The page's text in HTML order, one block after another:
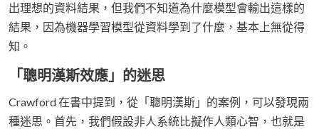
出理想的資料結果，但我們不知道為什麼模型會輸出這樣的
結果，因為機器學習模型從資料學到了什麼，基本上無從得
知。
「聰明漢斯效應」的迷思
Crawford 在書中提到，從「聰明漢斯」的案例，可以發現兩
種迷思。首先，我們假設非人系統比擬作人類心智，也就是